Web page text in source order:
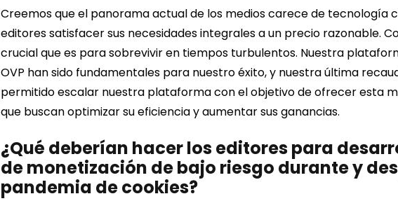
Creemos que el panorama actual de los medios carece de tecnología
editores satisfacer sus necesidades integrales a un precio razonable.
crucial que es para sobrevivir en tiempos turbulentos. Nuestra
OVP han sido fundamentales para nuestro éxito, y nuestra última
permitido escalar nuestra plataforma con el objetivo de ofrecer esta
que buscan optimizar su eficiencia y aumentar sus ganancias.
¿Qué deberían hacer los editores para
de monetización de bajo riesgo durante y
pandemia de cookies?